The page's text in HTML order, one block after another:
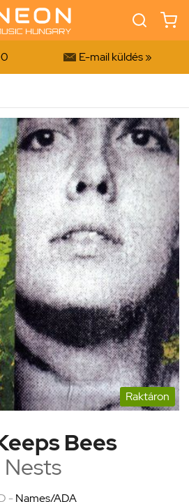
 E-mail küldés »
Raktáron
Bees
Nests
-Names/ADA